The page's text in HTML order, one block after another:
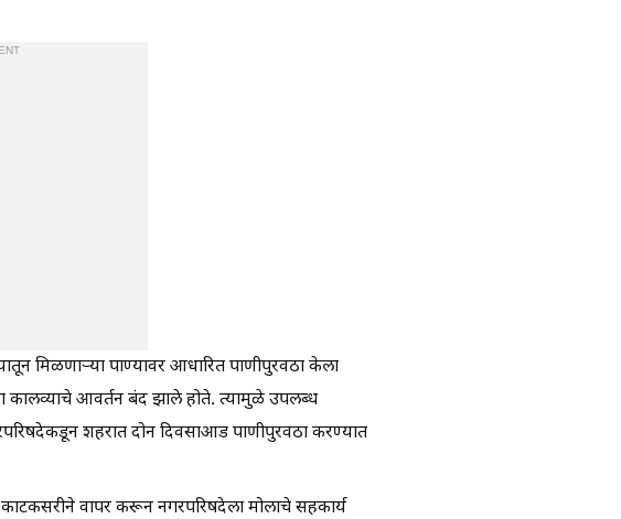
मिळणाऱ्या पाण्यावर आधारित पाणीपुरवठा केला
कालव्याचे आवर्तन बंद झाले होते. त्यामुळे उपलब्ध
शहरात दोन दिवसाआड पाणीपुरवठा करण्यात
वापर करून नगरपरिषदेला मोलाचे सहकार्य